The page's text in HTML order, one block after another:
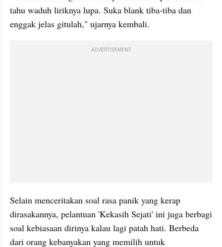
tahu waduh liriknya lupa. Suka blank tiba-tiba dan
enggak jelas gitulah," ujarnya kembali.
ADVERTISEMENT
Selain menceritakan soal rasa panik yang kerap
dirasakannya, pelantuan 'Kekasih Sejati' ini juga berbagi
soal kebiasaan dirinya kalau lagi patah hati. Berbeda
dari orang kebanyakan yang memilih untuk